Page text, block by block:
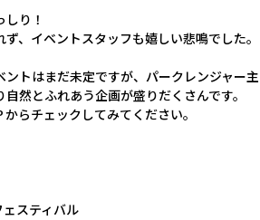
り！
、イベントスタッフも嬉しい悲鳴でした。
トはまだ未定ですが、パークレンジャー主
然とふれあう企画が盛りだくさんです。
からチェックしてみてください。
スティバル